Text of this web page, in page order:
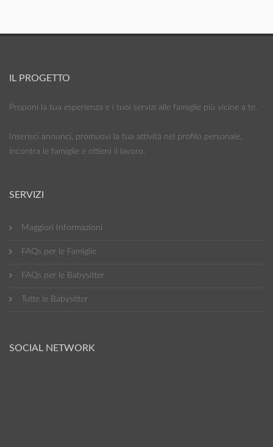
IL PROGETTO
Proponi la tua esperienza e i tuoi servizi alle famiglie più vicine a te.
Inserisci annunci, promuovi la tua attività nel profilo personale,
incontra le famiglie e ottieni il lavoro.
SERVIZI
Maggiori Informazioni
FAQs per le Famiglie
FAQs per le Babysitter
Tutte le Babysitter
SOCIAL NETWORK